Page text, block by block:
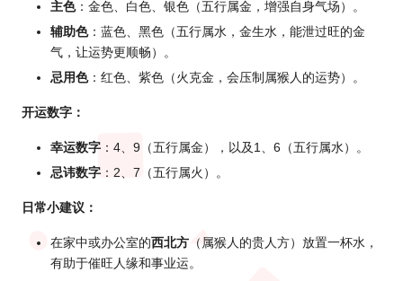
主色：金色、白色、银色（五行属金，增强自身气场）。
辅助色：蓝色、黑色（五行属水，金生水，能泄过旺的金
气，让运势更顺畅）。
忌用色：红色、紫色（火克金，会压制属猴人的运势）。
开运数字：
幸运数字 ：4、9（五行属金），以及1、6（五行属水）。
忌讳数字 ：2、7（五行属火）。
日常小建议：
在家中或办公室的西北方 （属猴人的贵人方）放置一杯水，
有助于催旺人缘和事业运。